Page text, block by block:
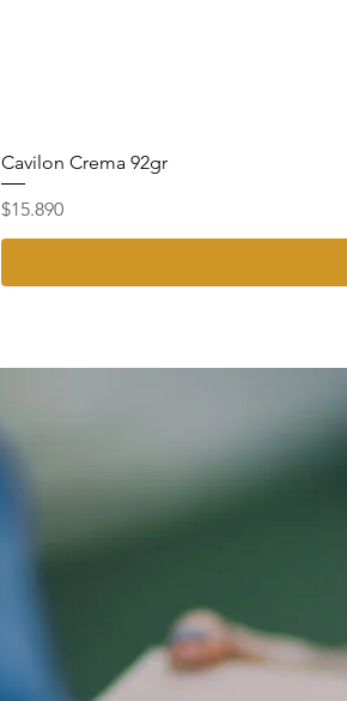
Cavilon Crema 92gr
Precio
$15.890